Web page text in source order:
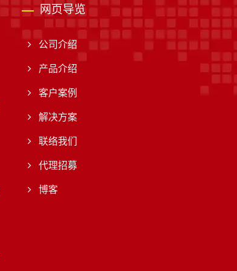
网页导览
公司介绍
产品介绍
客户案例
解决方案
联络我们
代理招募
博客